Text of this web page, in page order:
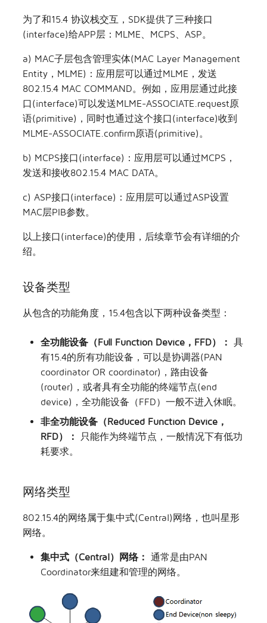
为了和15.4 协议栈交互，SDK提供了三种接口
(interface)给APP层：MLME、MCPS、ASP。
a) MAC子层包含管理实体(MAC Layer Management
Entity，MLME)：应用层可以通过MLME，发送
802.15.4 MAC COMMAND。例如，应用层通过此接
口(interface)可以发送MLME-ASSOCIATE.request原
语(primitive)，同时也通过这个接口(interface)收到
MLME-ASSOCIATE.confirm原语(primitive)。
b) MCPS接口(interface)：应用层可以通过MCPS，
发送和接收802.15.4 MAC DATA。
c) ASP接口(interface)：应用层可以通过ASP设置
MAC层PIB参数。
以上接口(interface)的使用，后续章节会有详细的介
绍。
设备类型
从包含的功能角度，15.4包含以下两种设备类型：
全功能设备（Full Function Device，FFD）：
具
有15.4的所有功能设备，可以是协调器(PAN
coordinator OR coordinator)，路由设备
(router)，或者具有全功能的终端节点(end
device)，全功能设备（FFD）一般不进入休眠。
非全功能设备（Reduced Function Device，
RFD）：
只能作为终端节点，一般情况下有低功
耗要求。
网络类型
802.15.4的网络属于集中式(Central)网络，也叫星形
网络。
集中式（Central）网络：
通常是由PAN
Coordinator来组建和管理的网络。